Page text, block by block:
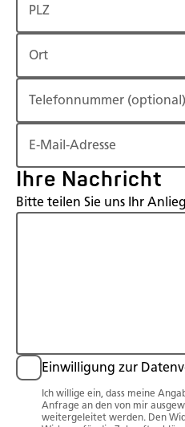
PLZ
Ort
Telefonnummer (optional)
E-Mail-Adresse
Ihre Nachricht
Bitte teilen Sie uns Ihr
Einwilligung zur
Ich willige ein, dass meine
Anfrage an den von mir
weitergeleitet werden. Den